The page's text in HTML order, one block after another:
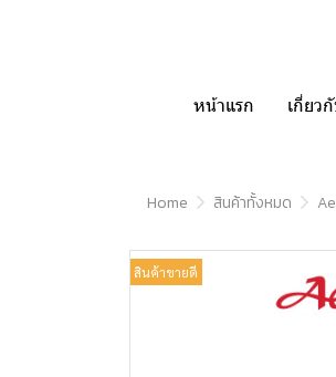
หน้าแรก เกี่ยวกั
Home สินค้าทั้งหมด
สินค้าขายดี